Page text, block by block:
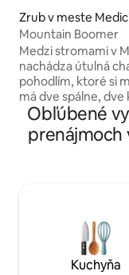
Zrub v meste
Mountain Boomer
Medzi stromami v
nachádza útulná
pohodlím, ktoré si
má dve spálne,
ideálne
súkromie. Medicine
pohorím Wichita a
pre nové
miesto na oddych
a na vytvorenie
ktoré si budete
Obľúbené
prenájmoch
Kuchyňa